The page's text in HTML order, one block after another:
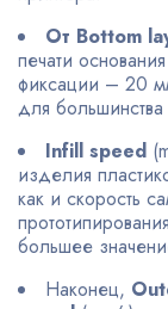
От Bottom
печати
фиксации – 20
для большинства
Infill speed
изделия
как и скорость
большее
Наконец,